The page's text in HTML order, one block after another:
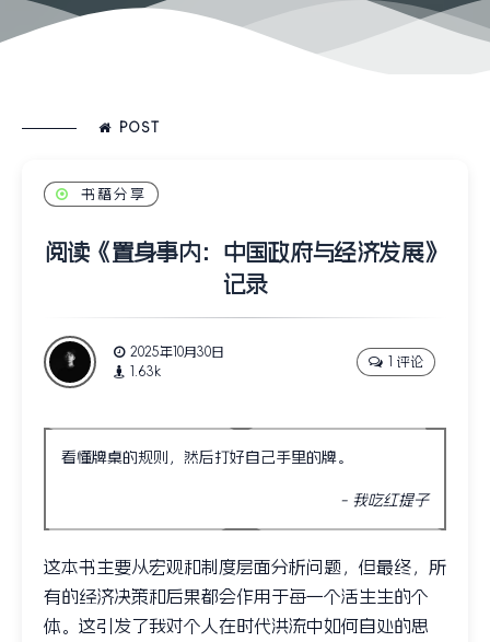
POST
书籍分享
阅读《置身事内：中国政府与经济发展》
记录
2025年10月30日
1.63k
1 评论
看懂牌桌的规则，然后打好自己手里的牌。
我吃红提子
这本书主要从宏观和制度层面分析问题，但最终，所
有的经济决策和后果都会作用于每一个活生生的个
体。这引发了我对个人在时代洪流中如何自处的思